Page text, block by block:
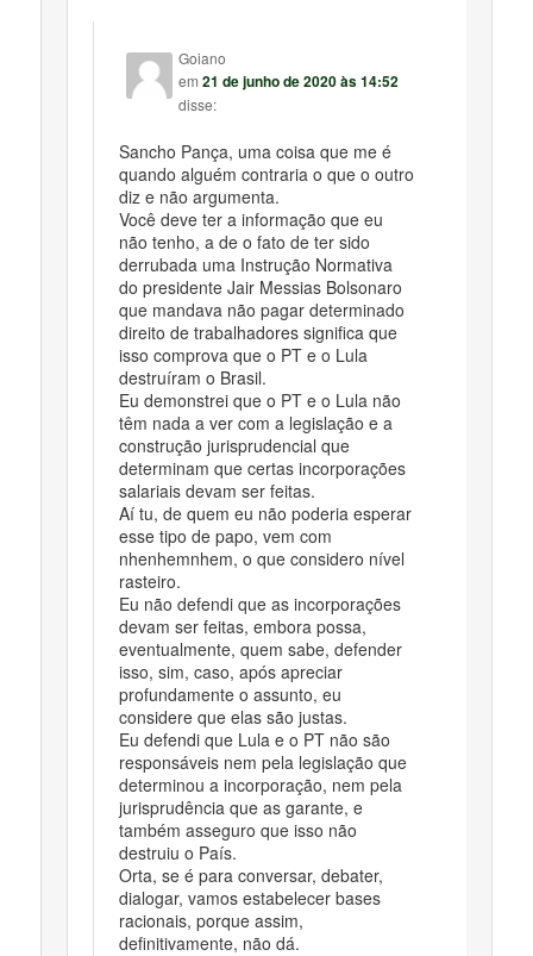
Goiano
em21 de junho de 2020 às 14:52
disse:
Sancho Pança, uma coisa que me é
quando alguém contraria o que o outro
diz e não argumenta.
Você deve ter a informação que eu
não tenho, a de o fato de ter sido
derrubada uma Instrução Normativa
do presidente Jair Messias Bolsonaro
que mandava não pagar determinado
direito de trabalhadores significa que
isso comprova que o PT e o Lula
destruíram o Brasil.
Eu demonstrei que o PT e o Lula não
têm nada a ver com a legislação e a
construção jurisprudencial que
determinam que certas incorporações
salariais devam ser feitas.
Aí tu, de quem eu não poderia esperar
esse tipo de papo, vem com
nhenhemnhem, o que considero nível
rasteiro.
Eu não defendi que as incorporações
devam ser feitas, embora possa,
eventualmente, quem sabe, defender
isso, sim, caso, após apreciar
profundamente o assunto, eu
considere que elas são justas.
Eu defendi que Lula e o PT não são
responsáveis nem pela legislação que
determinou a incorporação, nem pela
jurisprudência que as garante, e
também asseguro que isso não
destruiu o País.
Orta, se é para conversar, debater,
dialogar, vamos estabelecer bases
racionais, porque assim,
definitivamente, não dá.